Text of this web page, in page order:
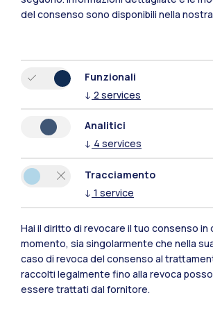
Mantova
Xi'an
Naviga il sito
Contattaci
del consenso sono disponibili nella nostra
Funzionali
↓ 2 services
Analitici
↓ 4 services
Tracciamento
↓ 1 service
Hai il diritto di revocare il tuo consenso in
momento, sia singolarmente che nella
caso di revoca del consenso al
raccolti legalmente fino alla revoca
essere trattati dal fornitore.